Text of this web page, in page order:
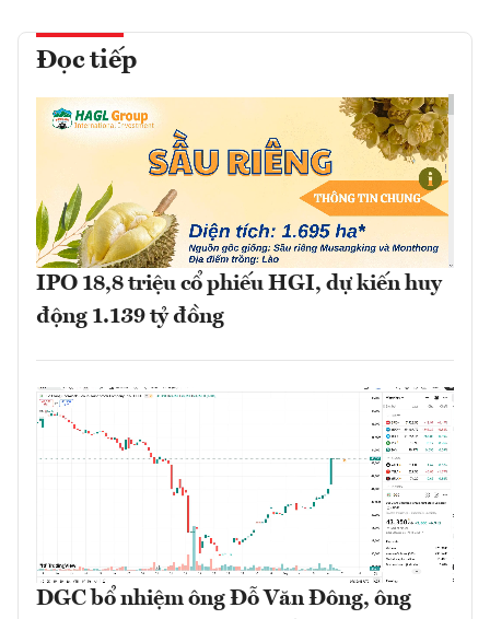
Đọc tiếp
IPO 18,8 triệu cổ phiếu HGI, dự kiến huy
động 1.139 tỷ đồng
DGC bổ nhiệm ông Đỗ Văn Đông, ông